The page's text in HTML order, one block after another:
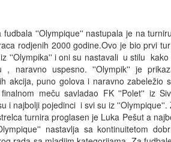
fudbala ''Olympique'' nastupala je na
rodjenih 2000 godine.Ovo je bio prvi
''Olympika'' i oni su nastavali u stilu kako
, naravno uspesno. ''Olympik'' je
akcija, puno golova i naravno zabeležio
meču savladao FK ''Polet'' iz
i najbolji pojedinci i svi su iz ''Olympique''.
turnira proglasen je Luka Pešut a
nastavlja sa kontinuitetom